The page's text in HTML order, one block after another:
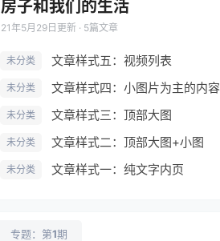
房子和我们的生活
21年5月29日 更新 · 5篇文章
未分类 文章样式五：视频列表
未分类 文章样式四：小图片为主的内容
未分类 文章样式三：顶部大图
未分类 文章样式二：顶部大图+小图
未分类 文章样式一：纯文字内页
专题：第1期